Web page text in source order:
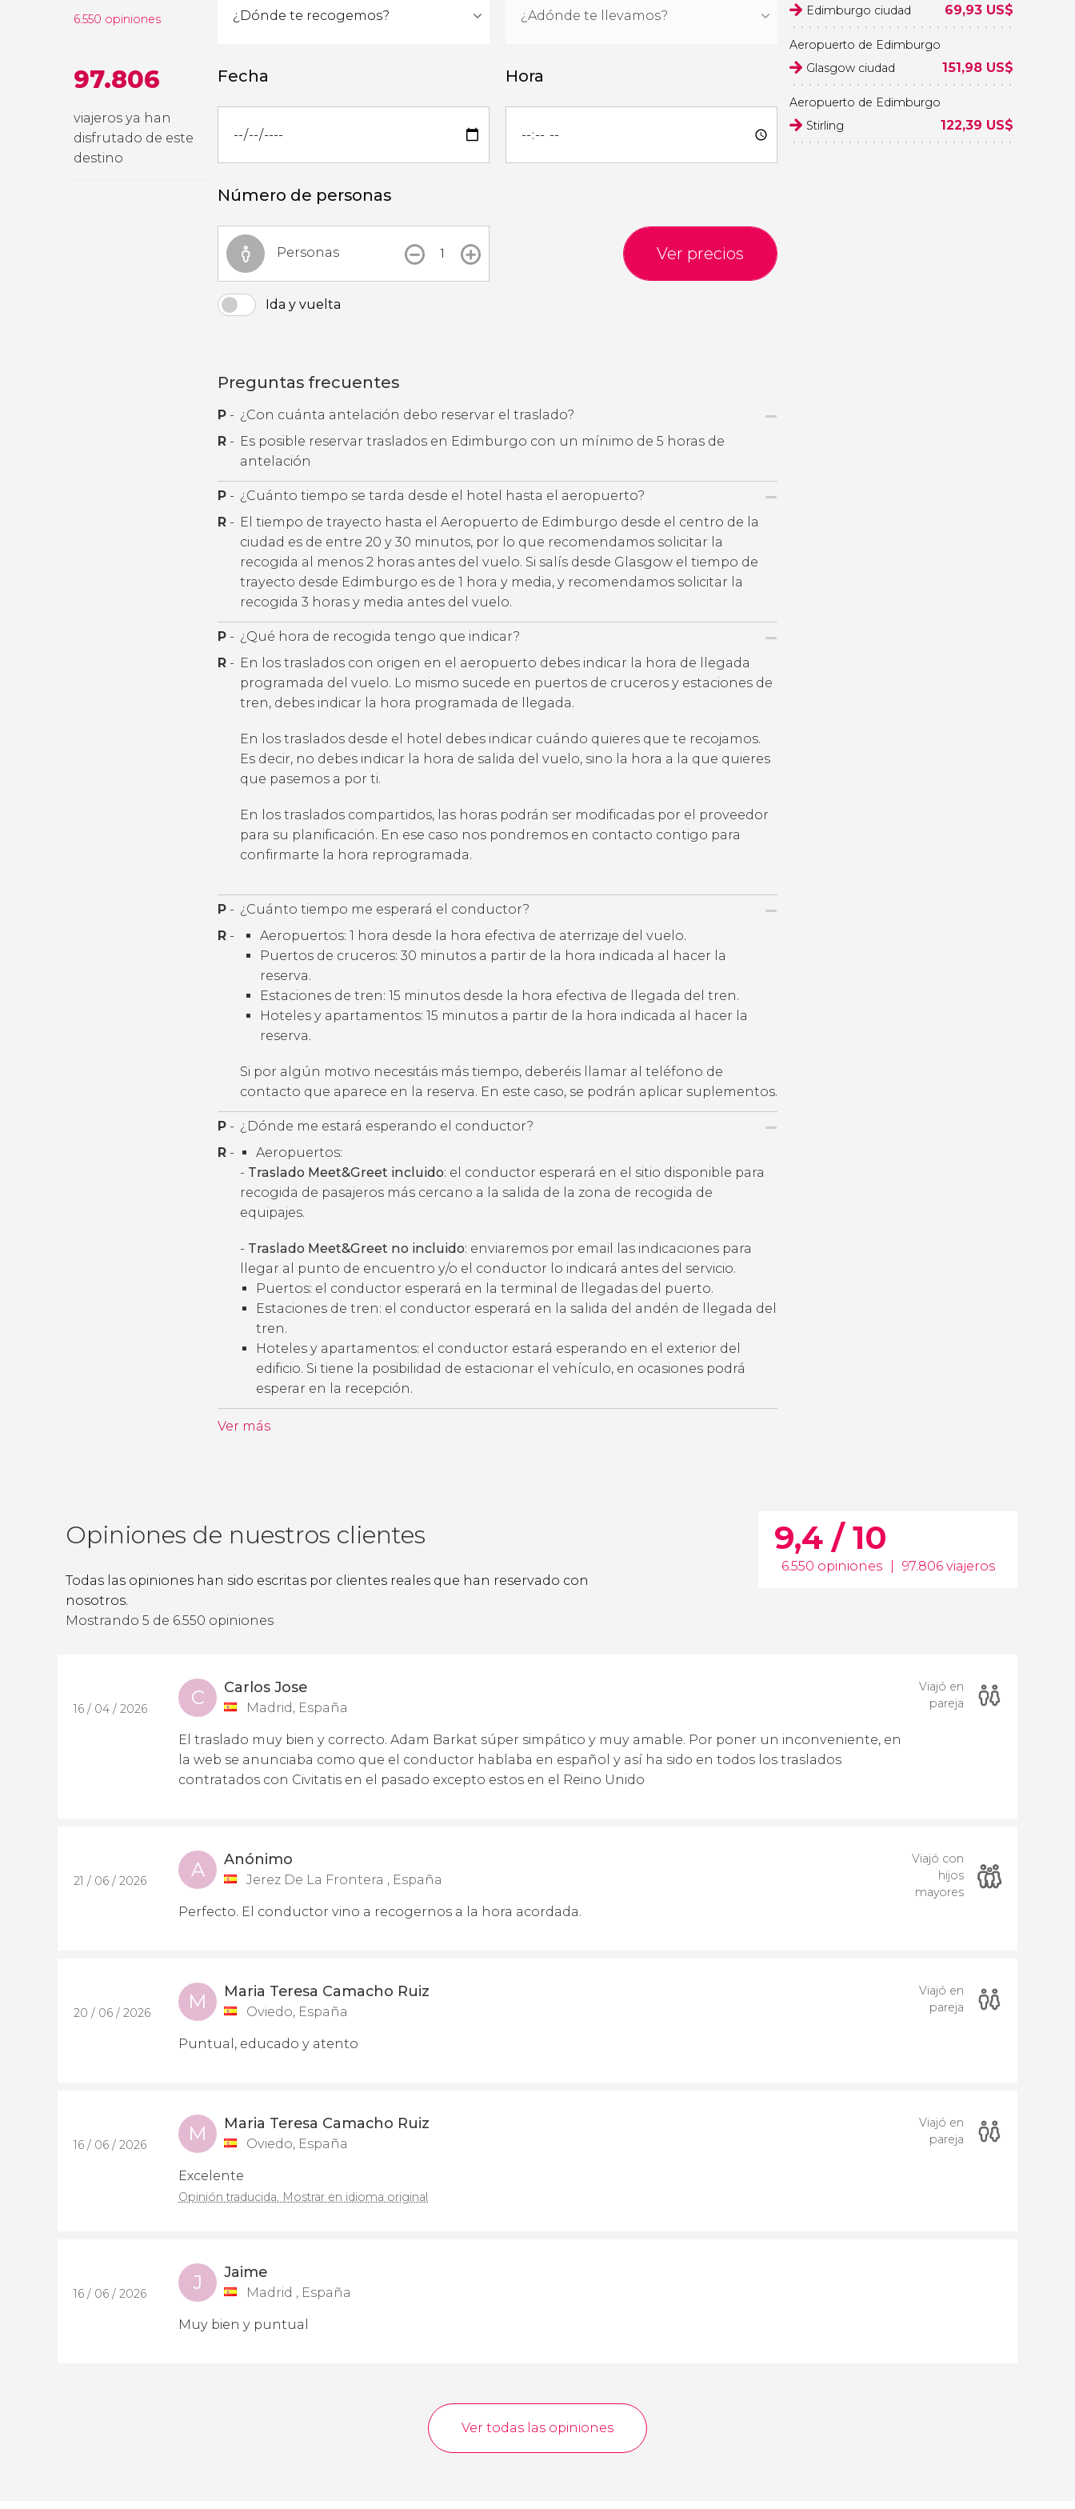
6.550 opiniones
97.806
viajeros ya han
disfrutado de este
destino
Fecha Hora
Número de personas
Personas Ver precios
Ida y vuelta
Preguntas frecuentes
P - ¿Con cuánta antelación debo reservar el traslado?
R - Es posible reservar traslados en Edimburgo con un mínimo de 5 horas de
antelación
P - ¿Cuánto tiempo se tarda desde el hotel hasta el aeropuerto?
R - El tiempo de trayecto hasta el Aeropuerto de Edimburgo desde el centro de la
ciudad es de entre 20 y 30 minutos, por lo que recomendamos solicitar la
recogida al menos 2 horas antes del vuelo. Si salís desde Glasgow el tiempo de
trayecto desde Edimburgo es de 1 hora y media, y recomendamos solicitar la
recogida 3 horas y media antes del vuelo.
P - ¿Qué hora de recogida tengo que indicar?
R - En los traslados con origen en el aeropuerto debes indicar la hora de llegada
programada del vuelo. Lo mismo sucede en puertos de cruceros y estaciones de
tren, debes indicar la hora programada de llegada.
En los traslados desde el hotel debes indicar cuándo quieres que te recojamos.
Es decir, no debes indicar la hora de salida del vuelo, sino la hora a la que quieres
que pasemos a por ti.
En los traslados compartidos, las horas podrán ser modificadas por el proveedor
para su planificación. En ese caso nos pondremos en contacto contigo para
confirmarte la hora reprogramada.
P - ¿Cuánto tiempo me esperará el conductor?
R -
Aeropuertos: 1 hora desde la hora efectiva de aterrizaje del vuelo.
Puertos de cruceros: 30 minutos a partir de la hora indicada al hacer la
reserva.
Estaciones de tren: 15 minutos desde la hora efectiva de llegada del tren.
Hoteles y apartamentos: 15 minutos a partir de la hora indicada al hacer la
reserva.
Si por algún motivo necesitáis más tiempo, deberéis llamar al teléfono de
contacto que aparece en la reserva. En este caso, se podrán aplicar suplementos.
P - ¿Dónde me estará esperando el conductor?
R -
Aeropuertos:
- Traslado Meet&Greet incluido: el conductor esperará en el sitio disponible para
recogida de pasajeros más cercano a la salida de la zona de recogida de
equipajes.
- Traslado Meet&Greet no incluido: enviaremos por email las indicaciones para
llegar al punto de encuentro y/o el conductor lo indicará antes del servicio.
Puertos: el conductor esperará en la terminal de llegadas del puerto.
Estaciones de tren: el conductor esperará en la salida del andén de llegada del
tren.
Hoteles y apartamentos: el conductor estará esperando en el exterior del
edificio. Si tiene la posibilidad de estacionar el vehículo, en ocasiones podrá
esperar en la recepción.
Ver más
Edimburgo ciudad
69,93 US$
Aeropuerto de Edimburgo
Glasgow ciudad
151,98 US$
Aeropuerto de Edimburgo
Stirling
122,39 US$
Opiniones de nuestros clientes
Todas las opiniones han sido escritas por clientes reales que han reservado con
nosotros.
9,4 / 10
6.550 opiniones 97.806 viajeros
Mostrando 5 de 6.550 opiniones
16 / 04 / 2026 C Carlos Jose
Madrid, España
El traslado muy bien y correcto. Adam Barkat súper simpático y muy amable. Por poner un inconveniente, en
la web se anunciaba como que el conductor hablaba en español y así ha sido en todos los traslados
contratados con Civitatis en el pasado excepto estos en el Reino Unido
Viajó en
pareja
21 / 06 / 2026 A Anónimo
Jerez De La Frontera , España
Perfecto. El conductor vino a recogernos a la hora acordada.
Viajó con
hijos
mayores
20 / 06 / 2026 M Maria Teresa Camacho Ruiz
Oviedo, España
Puntual, educado y atento
Viajó en
pareja
16 / 06 / 2026 M Maria Teresa Camacho Ruiz
Oviedo, España
Excelente
Opinión traducida. Mostrar en idioma original
Viajó en
pareja
16 / 06 / 2026 J Jaime
Madrid , España
Muy bien y puntual
Ver todas las opiniones